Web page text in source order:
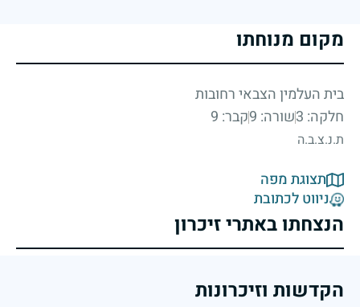
מקום מנוחתו
בית העלמין הצבאי רחובות
חלקה: 3
שורה: 9 קבר: 9
ת.נ.צ.ב.ה
תצוגת מפה
ניווט לכתובת
הנצחתו באתרי זיכרון
הקדשות וזיכרונות